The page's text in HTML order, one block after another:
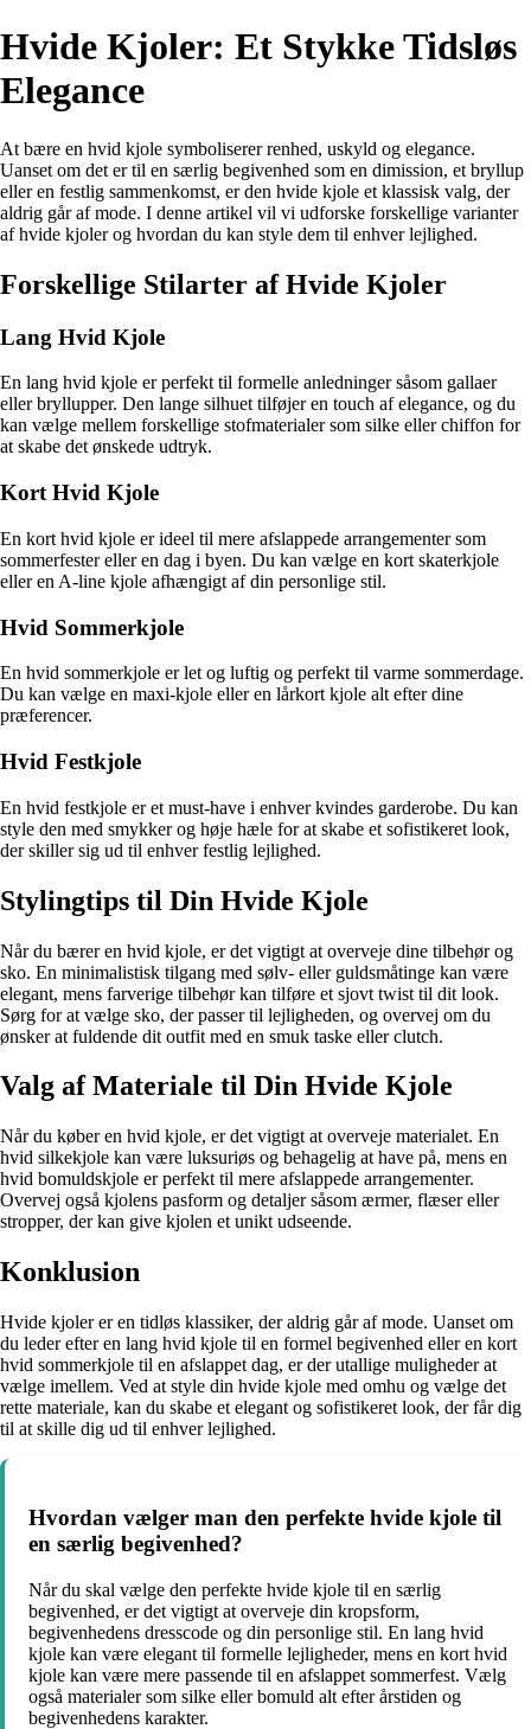
Hvide Kjoler: Et Stykke Tidsløs
Elegance
At bære en hvid kjole symboliserer renhed, uskyld og elegance.
Uanset om det er til en særlig begivenhed som en dimission, et bryllup
eller en festlig sammenkomst, er den hvide kjole et klassisk valg, der
aldrig går af mode. I denne artikel vil vi udforske forskellige varianter
af hvide kjoler og hvordan du kan style dem til enhver lejlighed.
Forskellige Stilarter af Hvide Kjoler
Lang Hvid Kjole
En lang hvid kjole er perfekt til formelle anledninger såsom gallaer
eller bryllupper. Den lange silhuet tilføjer en touch af elegance, og du
kan vælge mellem forskellige stofmaterialer som silke eller chiffon for
at skabe det ønskede udtryk.
Kort Hvid Kjole
En kort hvid kjole er ideel til mere afslappede arrangementer som
sommerfester eller en dag i byen. Du kan vælge en kort skaterkjole
eller en A-line kjole afhængigt af din personlige stil.
Hvid Sommerkjole
En hvid sommerkjole er let og luftig og perfekt til varme sommerdage.
Du kan vælge en maxi-kjole eller en lårkort kjole alt efter dine
præferencer.
Hvid Festkjole
En hvid festkjole er et must-have i enhver kvindes garderobe. Du kan
style den med smykker og høje hæle for at skabe et sofistikeret look,
der skiller sig ud til enhver festlig lejlighed.
Stylingtips til Din Hvide Kjole
Når du bærer en hvid kjole, er det vigtigt at overveje dine tilbehør og
sko. En minimalistisk tilgang med sølv- eller guldsmåtinge kan være
elegant, mens farverige tilbehør kan tilføre et sjovt twist til dit look.
Sørg for at vælge sko, der passer til lejligheden, og overvej om du
ønsker at fuldende dit outfit med en smuk taske eller clutch.
Valg af Materiale til Din Hvide Kjole
Når du køber en hvid kjole, er det vigtigt at overveje materialet. En
hvid silkekjole kan være luksuriøs og behagelig at have på, mens en
hvid bomuldskjole er perfekt til mere afslappede arrangementer.
Overvej også kjolens pasform og detaljer såsom ærmer, flæser eller
stropper, der kan give kjolen et unikt udseende.
Konklusion
Hvide kjoler er en tidløs klassiker, der aldrig går af mode. Uanset om
du leder efter en lang hvid kjole til en formel begivenhed eller en kort
hvid sommerkjole til en afslappet dag, er der utallige muligheder at
vælge imellem. Ved at style din hvide kjole med omhu og vælge det
rette materiale, kan du skabe et elegant og sofistikeret look, der får dig
til at skille dig ud til enhver lejlighed.
Hvordan vælger man den perfekte hvide kjole til
en særlig begivenhed?
Når du skal vælge den perfekte hvide kjole til en særlig
begivenhed, er det vigtigt at overveje din kropsform,
begivenhedens dresscode og din personlige stil. En lang hvid
kjole kan være elegant til formelle lejligheder, mens en kort hvid
kjole kan være mere passende til en afslappet sommerfest. Vælg
også materialer som silke eller bomuld alt efter årstiden og
begivenhedens karakter.